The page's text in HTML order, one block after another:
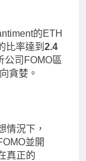
的ETH
比率達到 2.4
公司FOMO區
貪婪。
情況下，
並開
真正的